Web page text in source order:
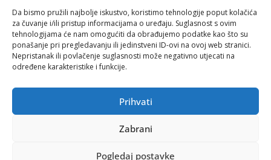
Da bismo pružili najbolje iskustvo, koristimo tehnologije poput kolačića
za čuvanje i/ili pristup informacijama o uređaju. Suglasnost s ovim
tehnologijama će nam omogućiti da obrađujemo podatke kao što su
ponašanje pri pregledavanju ili jedinstveni ID-ovi na ovoj web stranici.
Nepristanak ili povlačenje suglasnosti može negativno utjecati na
određene karakteristike i funkcije.
Prihvati
Zabrani
Pogledaj postavke
Kultura i tradicija
Misije
Pastoral obitelji